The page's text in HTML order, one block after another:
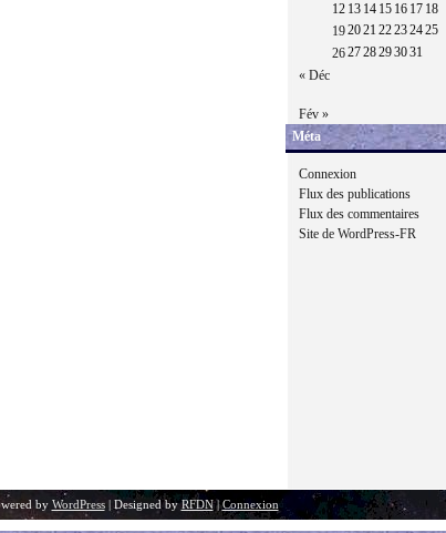
12 13 14 15 16 17 18
192021 22232425
262728293031
« Déc
Fév »
Méta
Connexion
Flux des publications
Flux des commentaires
Site de WordPress-FR
by WordPress| Designed byRFDN|Connexion